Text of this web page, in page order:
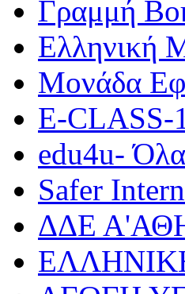
Γραμμή
Ελληνική
Μονάδα
Ε-
edu4u-
Safer
ΔΔΕ